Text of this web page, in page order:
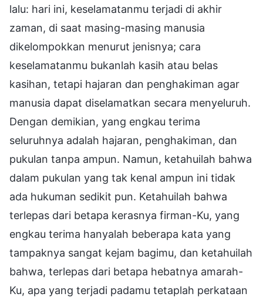
lalu: hari ini, keselamatanmu terjadi di akhir
zaman, di saat masing-masing manusia
dikelompokkan menurut jenisnya; cara
keselamatanmu bukanlah kasih atau belas
kasihan, tetapi hajaran dan penghakiman agar
manusia dapat diselamatkan secara menyeluruh.
Dengan demikian, yang engkau terima
seluruhnya adalah hajaran, penghakiman, dan
pukulan tanpa ampun. Namun, ketahuilah bahwa
dalam pukulan yang tak kenal ampun ini tidak
ada hukuman sedikit pun. Ketahuilah bahwa
terlepas dari betapa kerasnya firman-Ku, yang
engkau terima hanyalah beberapa kata yang
tampaknya sangat kejam bagimu, dan ketahuilah
bahwa, terlepas dari betapa hebatnya amarah-
Ku, apa yang terjadi padamu tetaplah perkataan